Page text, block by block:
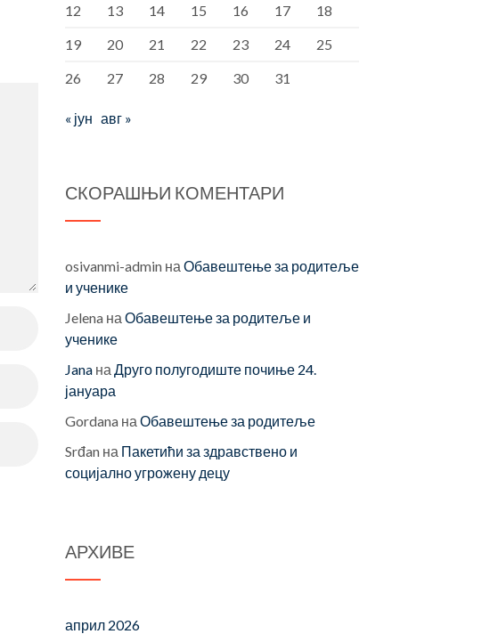
12
13 14 15 16 17
18
19
20 21 22 23 24
25
26
27 28 29 30 31
« јун авг »
СКОРАШЊИ КОМЕНТАРИ
osivanmi-admin на Обавештење за родитеље
и ученике
Jelena на Обавештење за родитеље и
ученике
Jana на Друго полугодиште почиње 24.
јануара
Gordana на Обавештење за родитеље
Srđan на Пакетићи за здравствено и
социјално угрожену децу
АРХИВЕ
април 2026